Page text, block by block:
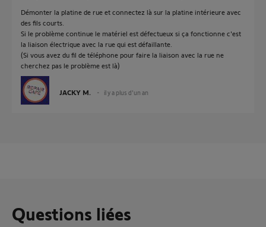
Démonter la platine de rue et connectez là sur la platine intérieure avec
des fils courts.
Si le problème continue le matériel est défectueux si ça fonctionne c'est
la liaison électrique avec la rue qui est défaillante.
(Si vous avez du fil de téléphone pour faire la liaison avec la rue ne
cherchez pas le problème est là)
JACKY M. il y a plus d'un an
Questions liées